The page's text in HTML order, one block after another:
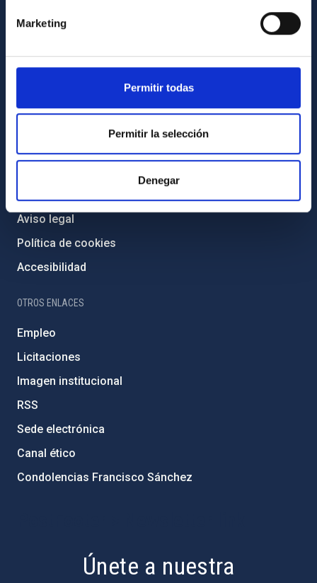
Marketing
Permitir todas
Permitir la selección
Denegar
Proyectos institucionales
Financiación externa
Programa Severo Ochoa
Amigos del IAC
Aviso legal
Política de cookies
Accesibilidad
OTROS ENLACES
Empleo
Licitaciones
Imagen institucional
RSS
Sede electrónica
Canal ético
Condolencias Francisco Sánchez
Únete a nuestra